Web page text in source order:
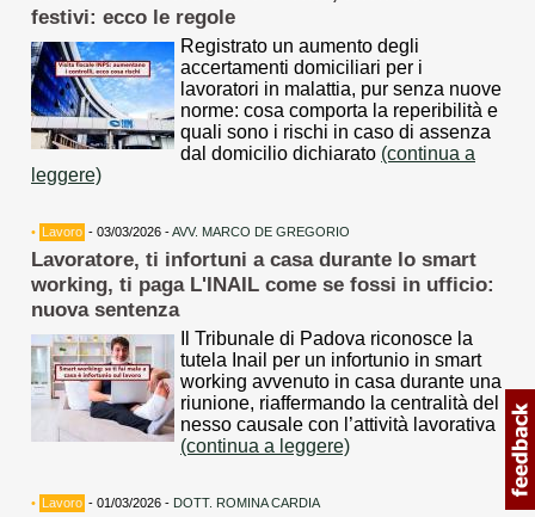
festivi: ecco le regole
Registrato un aumento degli
accertamenti domiciliari per i
lavoratori in malattia, pur senza nuove
norme: cosa comporta la reperibilità e
quali sono i rischi in caso di assenza
dal domicilio dichiarato (continua a
leggere)
• Lavoro - 03/03/2026 -AVV. MARCO DE GREGORIO
Lavoratore, ti infortuni a casa durante lo smart
working, ti paga L'INAIL come se fossi in ufficio:
nuova sentenza
Il Tribunale di Padova riconosce la
tutela Inail per un infortunio in smart
working avvenuto in casa durante una
riunione, riaffermando la centralità del
nesso causale con l’attività lavorativa
(continua a leggere)
• Lavoro - 01/03/2026 - DOTT. ROMINA CARDIA